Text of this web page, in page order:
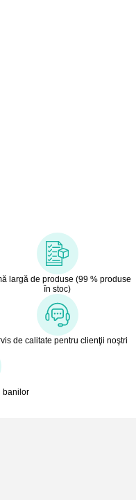
largă de produse (99 % produse
în stoc)
de calitate pentru clienţii noştri
banilor